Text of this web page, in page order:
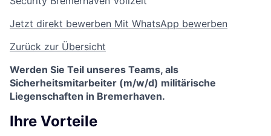
Jetzt direkt bewerben Mit WhatsApp bewerben
Zurück zur Übersicht
Werden Sie Teil unseres Teams, als
Sicherheitsmitarbeiter (m/w/d) militärische
Liegenschaften in Bremerhaven.
Ihre Vorteile